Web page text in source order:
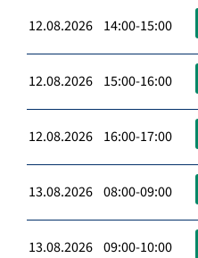
12.08.2026 14:00-15:00
12.08.2026 15:00-16:00
12.08.2026 16:00-17:00
13.08.2026 08:00-09:00
13.08.2026 09:00-10:00